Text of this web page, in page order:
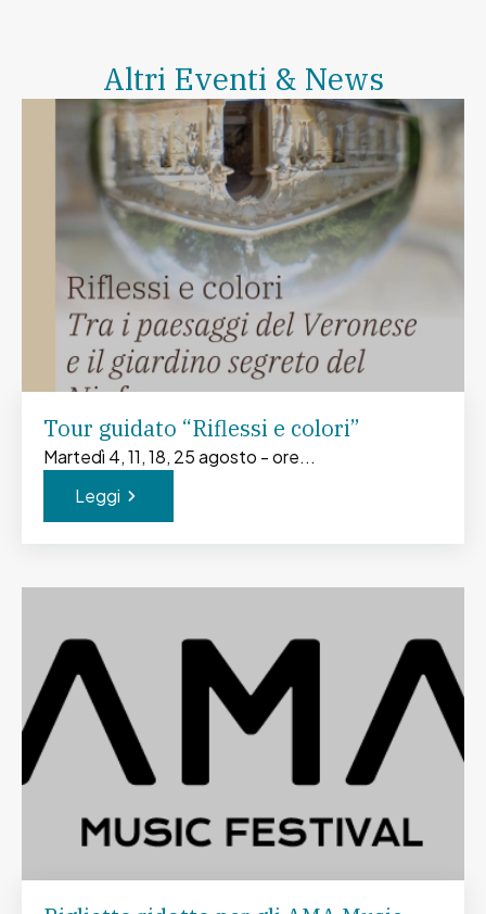
Altri Eventi & News
Tour guidato “Riflessi e colori”
Martedì 4, 11, 18, 25 agosto - ore...
Leggi